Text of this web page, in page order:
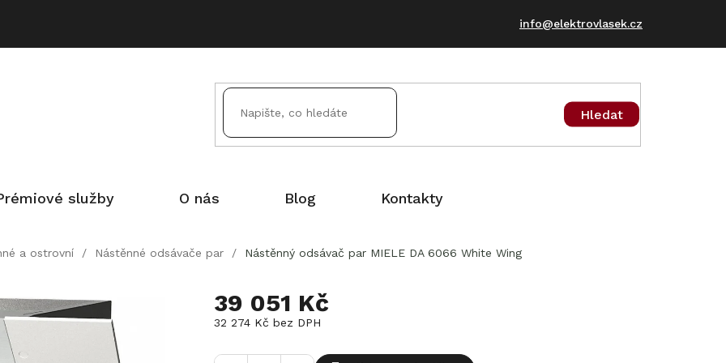
info@elektrovlasek.cz
Hledat
služby O nás Blog Kontakty
a ostrovní / Nástěnné odsávače par / Nástěnný odsávač par MIELE DA 6066 White Wing
39 051 Kč
32 274 Kč bez DPH